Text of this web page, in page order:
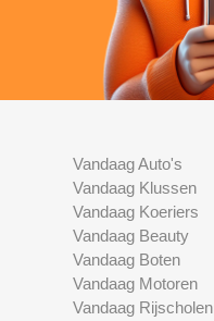
Vandaag Auto's
Vandaag Klussen
Vandaag Koeriers
Vandaag Beauty
Vandaag Boten
Vandaag Motoren
Vandaag Rijscholen